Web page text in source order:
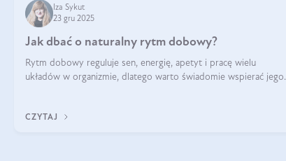
Iza Sykut
23 gru 2025
Jak dbać o naturalny rytm dobowy?
Rytm dobowy reguluje sen, energię, apetyt i pracę wielu
układów w organizmie, dlatego warto świadomie wspierać jego
CZYTAJ